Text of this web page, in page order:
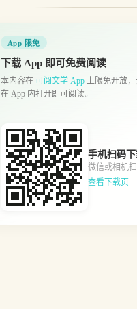
App 限免
下载 App 即可免费阅读
本内容在 可阅文学 App 上限免开放
在 App 内打开即可阅读。
手机扫码
微信或相机
查看下载页